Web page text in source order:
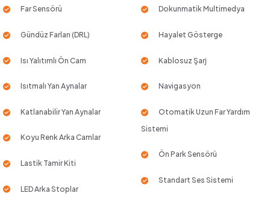
Far Sensörü
Gündüz Farları (DRL)
Isı Yalıtımlı Ön Cam
Isıtmalı Yan Aynalar
Katlanabilir Yan Aynalar
Koyu Renk Arka Camlar
Lastik Tamir Kiti
LED Arka Stoplar
Dokunmatik Multimedya
Hayalet Gösterge
Kablosuz Şarj
Navigasyon
Otomatik Uzun Far Yardım
Sistemi
Ön Park Sensörü
Standart Ses Sistemi